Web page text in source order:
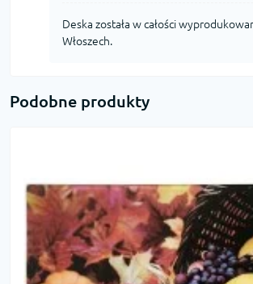
Deska została w całości
Włoszech.
Podobne produkty